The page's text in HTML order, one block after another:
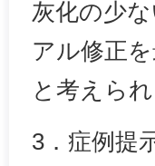
灰化の少
アル修正
と考えられ
3．症例提